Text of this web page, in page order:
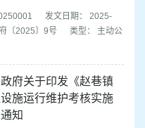
发文日期： 2025-
〔2025〕9号
类型： 主动公
府关于印发《赵巷镇
施运行维护考核实施
知